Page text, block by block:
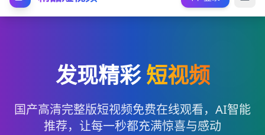
发现精彩短视频
国产高清完整版短视频免费在线观看，AI智能
推荐，让每一秒都充满惊喜与感动